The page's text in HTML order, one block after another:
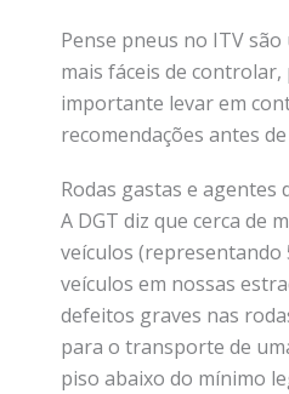
Pense pneus no ITV
mais fáceis de controlar,
importante levar em
recomendações antes
Rodas gastas e agentes
A DGT diz que cerca de
veículos (representando
veículos em nossas
defeitos graves nas
para o transporte de
piso abaixo do mínimo